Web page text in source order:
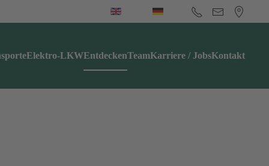
Elektro-LKWEntdeckenTeamKarriere / JobsKontakt